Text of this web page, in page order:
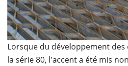
Lorsque du développement des
la série 80, l'accent a été mis